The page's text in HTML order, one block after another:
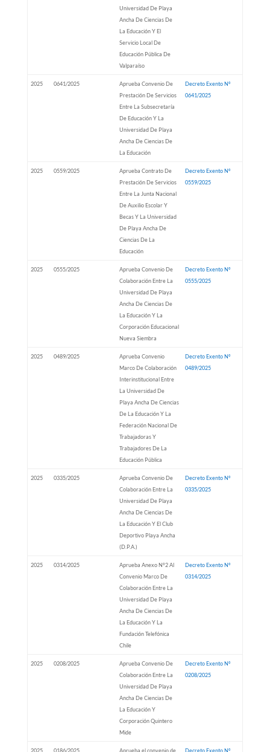
Universidad De Playa
Ancha De Ciencias De
La Educación Y El
Servicio Local De
Educación Pública De
Valparaíso
2025 0641/2025
Aprueba Convenio De
Prestación De Servicios
Entre La Subsecretaría
De Educación Y La
Universidad De Playa
Ancha De Ciencias De
La Educación
Decreto Exento Nº
0641/2025
2025 0559/2025
Aprueba Contrato De
Prestación De Servicios
Entre La Junta Nacional
De Auxilio Escolar Y
Becas Y La Universidad
De Playa Ancha De
Ciencias De La
Educación
Decreto Exento Nº
0559/2025
2025 0555/2025
Aprueba Convenio De
Colaboración Entre La
Universidad De Playa
Ancha De Ciencias De
La Educación Y La
Corporación Educacional
Nueva Siembra
Decreto Exento Nº
0555/2025
2025 0489/2025
Aprueba Convenio
Marco De Colaboración
Interinstitucional Entre
La Universidad De
Playa Ancha De Ciencias
De La Educación Y La
Federación Nacional De
Trabajadoras Y
Trabajadores De La
Educación Pública
Decreto Exento Nº
0489/2025
2025 0335/2025
Aprueba Convenio De
Colaboración Entre La
Universidad De Playa
Ancha De Ciencias De
La Educación Y El Club
Deportivo Playa Ancha
(D.P.A.)
Decreto Exento Nº
0335/2025
2025 0314/2025
Aprueba Anexo N°2 Al
Convenio Marco De
Colaboración Entre La
Universidad De Playa
Ancha De Ciencias De
La Educación Y La
Fundación Telefónica
Chile
Decreto Exento Nº
0314/2025
2025 0208/2025
Aprueba Convenio De
Colaboración Entre La
Universidad De Playa
Ancha De Ciencias De
La Educación Y
Corporación Quintero
Mide
Decreto Exento Nº
0208/2025
2025 0186/2025
Aprueba el convenio de
Decreto Exento Nº